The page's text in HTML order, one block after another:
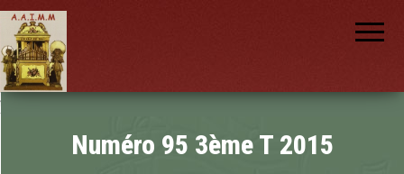
Musique
Numéro 95 3ème T 2015